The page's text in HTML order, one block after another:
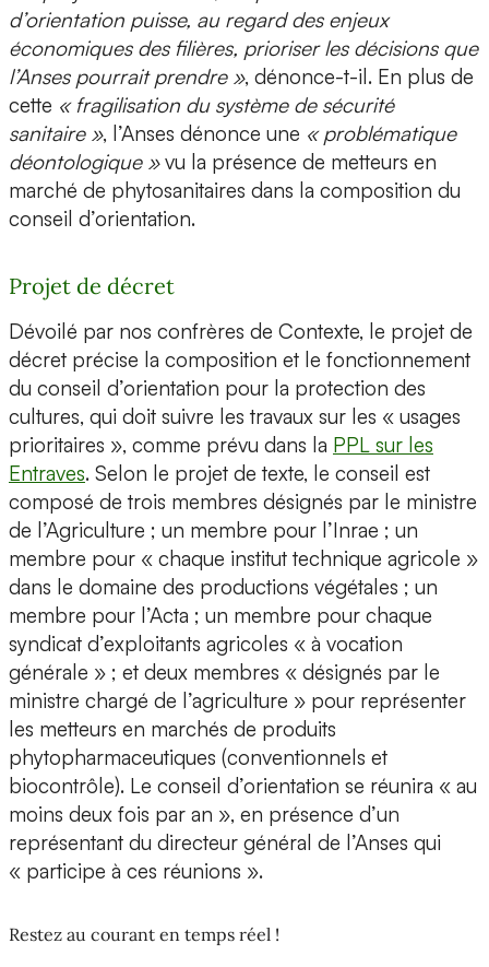
d’orientation puisse, au regard des enjeux
économiques des filières, prioriser les décisions que
l’Anses pourrait prendre », dénonce-t-il. En plus de
cette « fragilisation du système de sécurité
sanitaire », l’Anses dénonce une « problématique
déontologique »vu la présence de metteurs en
marché de phytosanitaires dans la composition du
conseil d’orientation.
Projet de décret
Dévoilé par nos confrères de Contexte, le projet de
décret précise la composition et le fonctionnement
du conseil d’orientation pour la protection des
cultures, qui doit suivre les travaux sur les « usages
prioritaires », comme prévu dans la PPL sur les
Entraves. Selon le projet de texte, le conseil est
composé de trois membres désignés par le ministre
de l’Agriculture ; un membre pour l’Inrae ; un
membre pour « chaque institut technique agricole »
dans le domaine des productions végétales ; un
membre pour l’Acta ; un membre pour chaque
syndicat d’exploitants agricoles « à vocation
générale » ; et deux membres « désignés par le
ministre chargé de l’agriculture » pour représenter
les metteurs en marchés de produits
phytopharmaceutiques (conventionnels et
biocontrôle). Le conseil d’orientation se réunira « au
moins deux fois par an », en présence d’un
représentant du directeur général de l’Anses qui
« participe à ces réunions ».
Restez au courant en temps réel !